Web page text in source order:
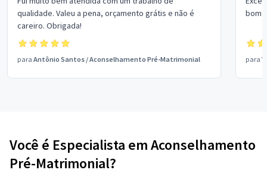
qualidade. Valeu a pena, orçamento grátis e não é
careiro. Obrigada!
para Antônio Santos /Aconselhamento Pré-Matrimonial
bom
para
Você é Especialista em Aconselhamento
Pré-Matrimonial?